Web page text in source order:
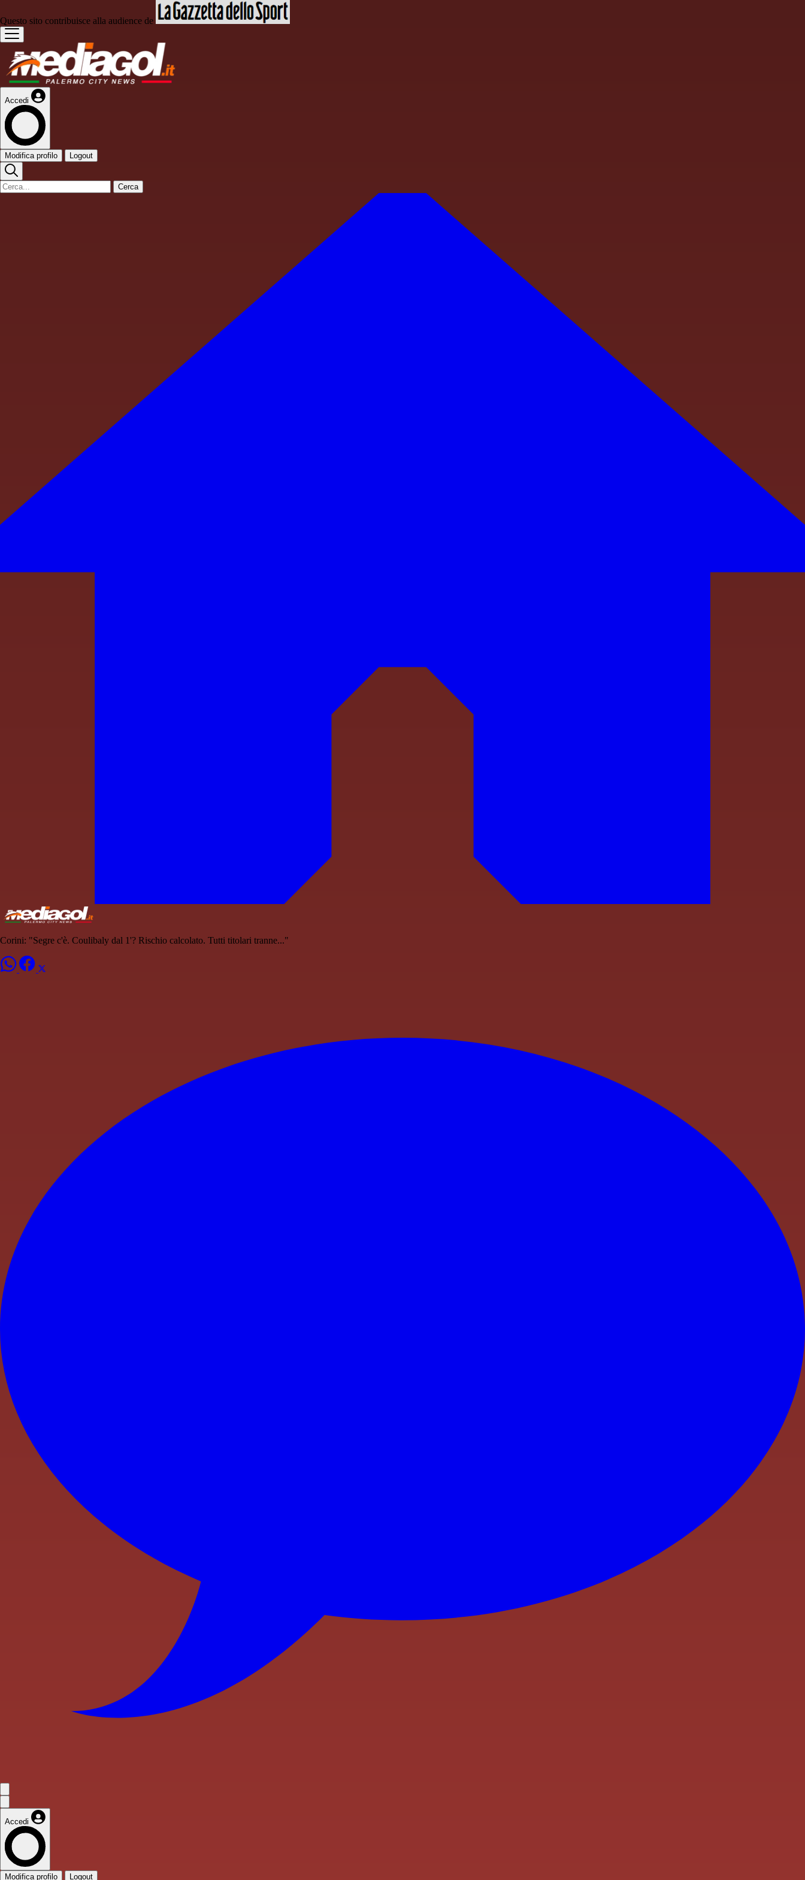
Questo sito contribuisce alla audience de
Accedi
Modifica profilo Logout
Cerca
Corini: "Segre c'è. Coulibaly dal 1'? Rischio calcolato. Tutti titolari tranne..."
Accedi
Modifica profilo Logout